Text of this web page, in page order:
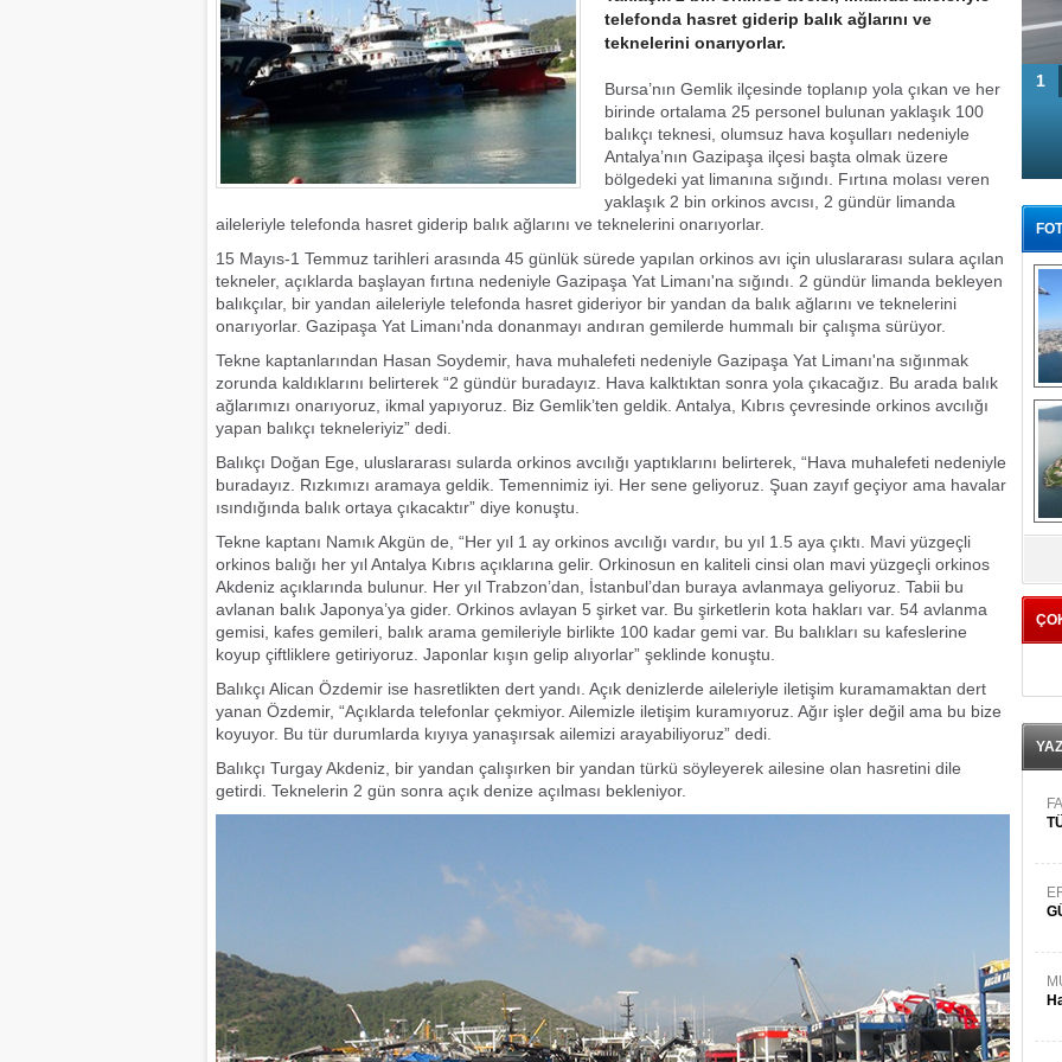
telefonda hasret giderip balık ağlarını ve
teknelerini onarıyorlar.
Bursa’nın Gemlik ilçesinde toplanıp yola çıkan ve her
birinde ortalama 25 personel bulunan yaklaşık 100
balıkçı teknesi, olumsuz hava koşulları nedeniyle
Antalya’nın Gazipaşa ilçesi başta olmak üzere
bölgedeki yat limanına sığındı. Fırtına molası veren
yaklaşık 2 bin orkinos avcısı, 2 gündür limanda
aileleriyle telefonda hasret giderip balık ağlarını ve teknelerini onarıyorlar.
15 Mayıs-1 Temmuz tarihleri arasında 45 günlük sürede yapılan orkinos avı için uluslararası sulara açılan
tekneler, açıklarda başlayan fırtına nedeniyle Gazipaşa Yat Limanı'na sığındı. 2 gündür limanda bekleyen
balıkçılar, bir yandan aileleriyle telefonda hasret gideriyor bir yandan da balık ağlarını ve teknelerini
onarıyorlar. Gazipaşa Yat Limanı'nda donanmayı andıran gemilerde hummalı bir çalışma sürüyor.
Tekne kaptanlarından Hasan Soydemir, hava muhalefeti nedeniyle Gazipaşa Yat Limanı'na sığınmak
zorunda kaldıklarını belirterek “2 gündür buradayız. Hava kalktıktan sonra yola çıkacağız. Bu arada balık
ağlarımızı onarıyoruz, ikmal yapıyoruz. Biz Gemlik’ten geldik. Antalya, Kıbrıs çevresinde orkinos avcılığı
yapan balıkçı tekneleriyiz” dedi.
Balıkçı Doğan Ege, uluslararası sularda orkinos avcılığı yaptıklarını belirterek, “Hava muhalefeti nedeniyle
buradayız. Rızkımızı aramaya geldik. Temennimiz iyi. Her sene geliyoruz. Şuan zayıf geçiyor ama havalar
ısındığında balık ortaya çıkacaktır” diye konuştu.
Tekne kaptanı Namık Akgün de, “Her yıl 1 ay orkinos avcılığı vardır, bu yıl 1.5 aya çıktı. Mavi yüzgeçli
orkinos balığı her yıl Antalya Kıbrıs açıklarına gelir. Orkinosun en kaliteli cinsi olan mavi yüzgeçli orkinos
Akdeniz açıklarında bulunur. Her yıl Trabzon’dan, İstanbul’dan buraya avlanmaya geliyoruz. Tabii bu
avlanan balık Japonya’ya gider. Orkinos avlayan 5 şirket var. Bu şirketlerin kota hakları var. 54 avlanma
gemisi, kafes gemileri, balık arama gemileriyle birlikte 100 kadar gemi var. Bu balıkları su kafeslerine
koyup çiftliklere getiriyoruz. Japonlar kışın gelip alıyorlar” şeklinde konuştu.
Balıkçı Alican Özdemir ise hasretlikten dert yandı. Açık denizlerde aileleriyle iletişim kuramamaktan dert
yanan Özdemir, “Açıklarda telefonlar çekmiyor. Ailemizle iletişim kuramıyoruz. Ağır işler değil ama bu bize
koyuyor. Bu tür durumlarda kıyıya yanaşırsak ailemizi arayabiliyoruz” dedi.
Balıkçı Turgay Akdeniz, bir yandan çalışırken bir yandan türkü söyleyerek ailesine olan hasretini dile
getirdi. Teknelerin 2 gün sonra açık denize açılması bekleniyor.
1